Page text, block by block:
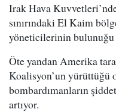
Irak Hava
sınırındaki El Kaim
yöneticilerinin
Öte yandan Amerika
Koalisyon’un yürüttüğü
bombardımanların
artıyor.